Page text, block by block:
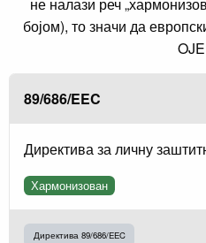
бојом), то значи да
89/686/EEC
Директива за личну
Хармонизован
Директива 89/686/EEC